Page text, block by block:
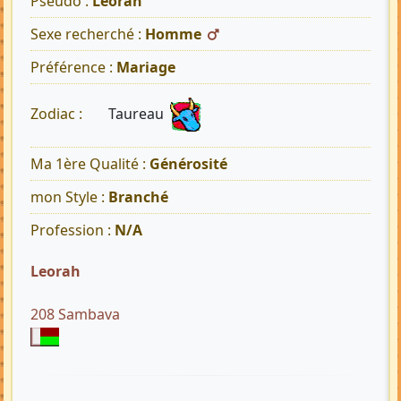
Sexe recherché : Homme
Préférence : Mariage
Zodiac : Taureau
Ma 1ère Qualité : Générosité
mon Style : Branché
Profession : N/A
Leorah
208 Sambava